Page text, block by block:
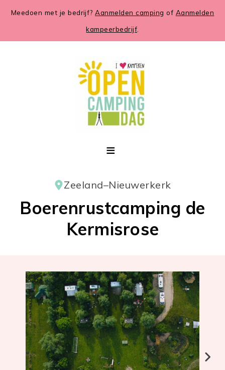
Meedoen met je bedrijf?Aanmelden camping of Aanmelden
kampeerbedrijf
Zeeland–Nieuwerkerk
Boerenrustcamping de
Kermisrose